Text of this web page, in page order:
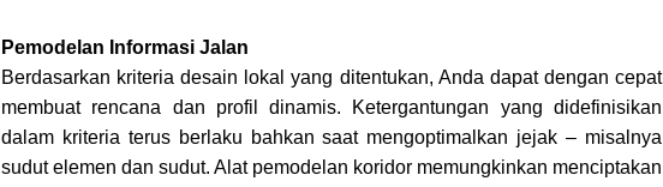
Pemodelan Informasi Jalan
Berdasarkan kriteria desain lokal yang ditentukan, Anda dapat dengan cepat
membuat rencana dan profil dinamis. Ketergantungan yang didefinisikan
dalam kriteria terus berlaku bahkan saat mengoptimalkan jejak – misalnya
sudut elemen dan sudut. Alat pemodelan koridor memungkinkan menciptakan